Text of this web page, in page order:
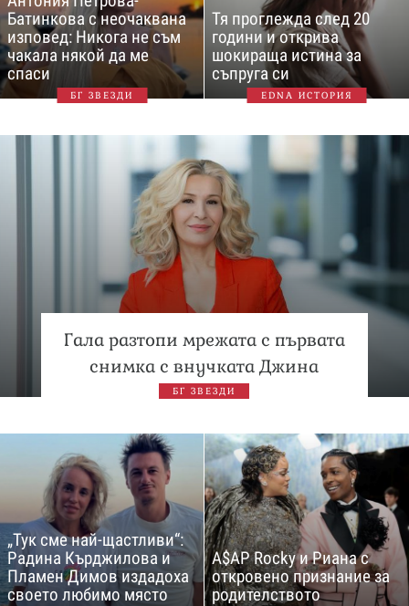
Батинкова с неочаквана
изповед: Никога не съм
чакала някой да ме
спаси
БГ ЗВЕЗДИ
Тя проглежда след 20
години и открива
шокираща истина за
съпруга си
EDNA ИСТОРИЯ
Гала разтопи мрежата с първата
снимка с внучката Джина
БГ ЗВЕЗДИ
„Тук сме най-щастливи“:
Радина Кърджилова и
Пламен Димов издадоха
своето любимо място
A$AP Rocky и Риана с
откровено признание за
родителството